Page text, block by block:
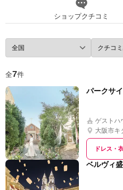
ショップクチコミ
全7件
パークサ
ゲストハ
大阪市キ
ドレス・
ベルヴィ